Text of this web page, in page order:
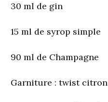
30 ml de gin
15 ml de syrop simple
90 ml de Champagne
Garniture : twist citron